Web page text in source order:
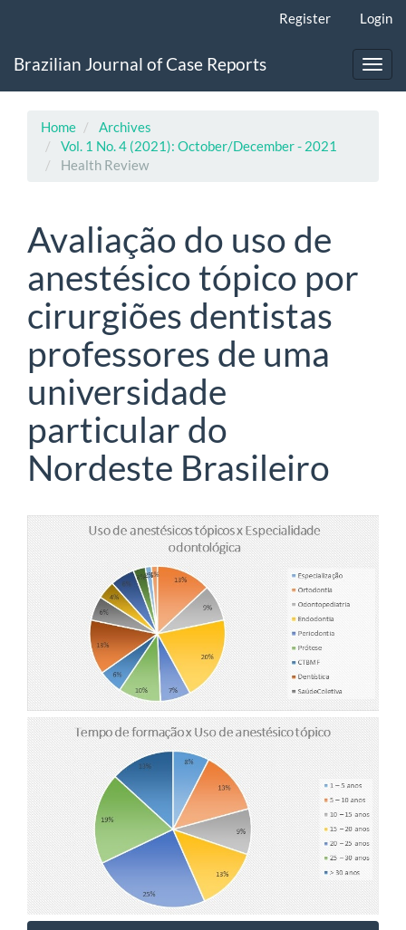
Content
Register Login
Brazilian Journal of Case Reports
Home
Archives
Vol. 1 No. 4 (2021): October/December - 2021
Health Review
Avaliação do uso de
anestésico tópico por
cirurgiões dentistas
professores de uma
universidade
particular do
Nordeste Brasileiro
Article
Sidebar